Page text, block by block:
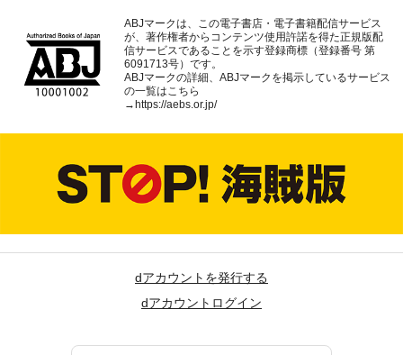
ABJマークは、この電子書店・電子書籍配信サービス
が、著作権者からコンテンツ使用許諾を得た正規版配
信サービスであることを示す登録商標（登録番号 第
6091713号）です。
ABJマークの詳細、ABJマークを掲示しているサービス
の一覧はこちら
→ https://aebs.or.jp/
dアカウントを発行する
dアカウントログイン